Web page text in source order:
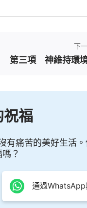
下
第三項 神維持環
祝福
有痛苦的美好生活
？
通過WhatsApp